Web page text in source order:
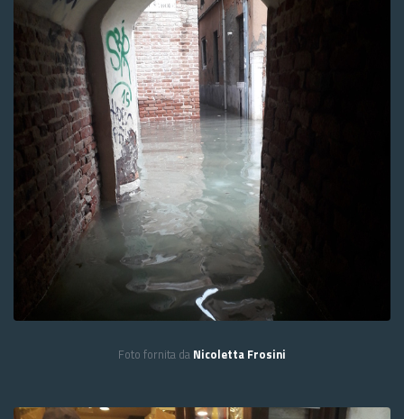
Foto fornita da Nicoletta Frosini